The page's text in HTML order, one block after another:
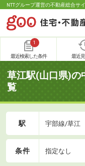
NTTグループ運営の不動産総合サ
1
最近検索した条件 最近
草江駅(山口県)の
覧
駅 宇部線/草江
条件 指定なし